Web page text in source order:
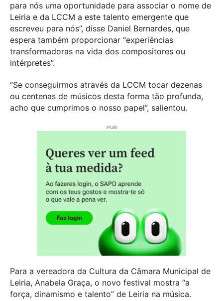
para nós uma oportunidade para associar o nome de
Leiria e da LCCM a este talento emergente que
escreveu para nós”, disse Daniel Bernardes, que
espera também proporcionar “experiências
transformadoras na vida dos compositores ou
intérpretes”.
“Se conseguirmos através da LCCM tocar dezenas
ou centenas de músicos desta forma tão profunda,
acho que cumprimos o nosso papel”, salientou.
Para a vereadora da Cultura da Câmara Municipal de
Leiria, Anabela Graça, o novo festival mostra “a
força, dinamismo e talento” de Leiria na música.